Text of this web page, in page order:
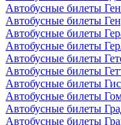
Автобусные билеты
Автобусные билеты
Автобусные билеты
Автобусные билеты
Автобусные билеты
Автобусные билеты
Автобусные билеты
Автобусные билеты
Автобусные билеты
Автобусные билеты